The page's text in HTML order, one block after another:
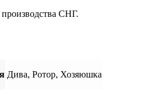
СНГ.
Дива, Ротор, Хозяюшка